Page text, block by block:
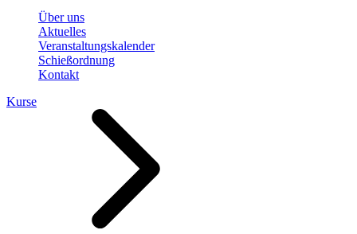
Über uns
Aktuelles
Veranstaltungskalender
Schießordnung
Kontakt
Kurse